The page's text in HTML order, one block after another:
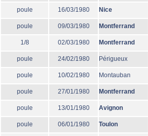
poule 16/03/1980 Nice
poule 09/03/1980 Montferrand
1/8 02/03/1980 Montferrand
poule 24/02/1980 Périgueux
poule 10/02/1980 Montauban
poule 27/01/1980 Montferrand
poule 13/01/1980 Avignon
poule 06/01/1980 Toulon